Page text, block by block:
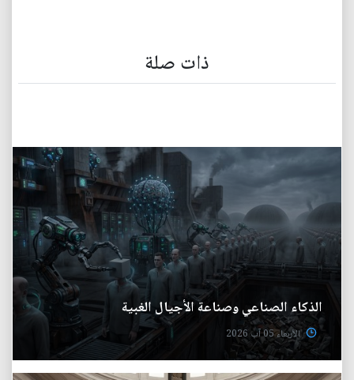
ذات صلة
الذكاء الصناعي وصناعة الأجيال الغبية
الأربعاء 05 آب 2026